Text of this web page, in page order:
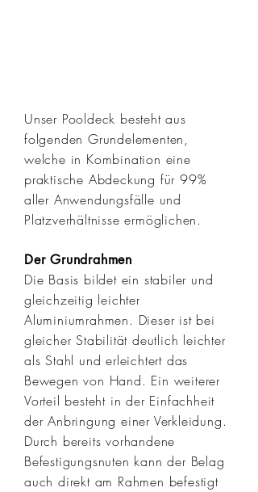
Unser Pooldeck besteht aus
folgenden Grundelementen,
welche in Kombination eine
praktische Abdeckung für 99%
aller Anwendungsfälle und
Platzverhältnisse ermöglichen.
Der Grundrahmen
Die Basis bildet ein stabiler und
gleichzeitig leichter
Aluminiumrahmen. Dieser ist bei
gleicher Stabilität deutlich leichter
als Stahl und erleichtert das
Bewegen von Hand. Ein weiterer
Vorteil besteht in der Einfachheit
der Anbringung einer Verkleidung.
Durch bereits vorhandene
Befestigungsnuten kann der Belag
auch direkt am Rahmen befestigt